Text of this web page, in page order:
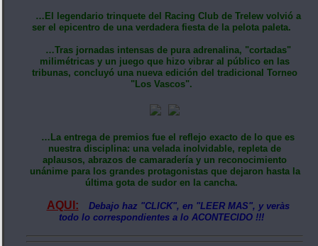
…El legendario trinquete del Racing Club de Trelew volvió a
ser el epicentro de una verdadera fiesta de la pelota paleta.
…Tras jornadas intensas de pura adrenalina, "cortadas"
milimétricas y un juego que hizo vibrar al público en las
tribunas, concluyó una nueva edición del tradicional Torneo
"Los Vascos".
…La entrega de premios fue el reflejo exacto de lo que es
nuestra disciplina: una velada inolvidable, repleta de
aplausos, abrazos de camaradería y un reconocimiento
unánime para los grandes protagonistas que dejaron hasta la
última gota de sudor en la cancha.
AQUI:
Debajo haz "CLICK", en "LEER MAS", y veràs
todo lo correspondientes a lo ACONTECIDO !!!